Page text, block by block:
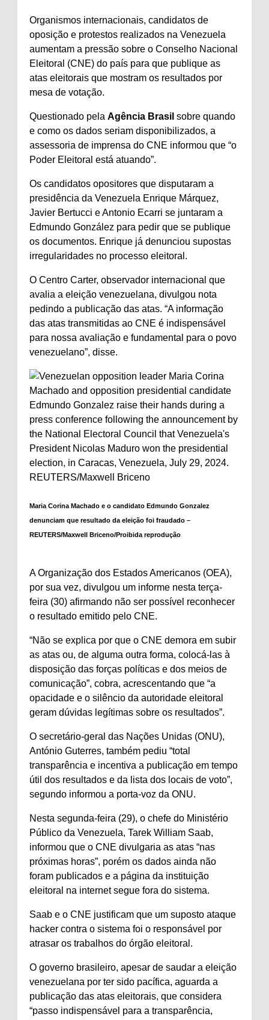
Organismos internacionais, candidatos de
oposição e protestos realizados na Venezuela
aumentam a pressão sobre o Conselho Nacional
Eleitoral (CNE) do país para que publique as
atas eleitorais que mostram os resultados por
mesa de votação.
Questionado pela Agência Brasil sobre quando
e como os dados seriam disponibilizados, a
assessoria de imprensa do CNE informou que “o
Poder Eleitoral está atuando”.
Os candidatos opositores que disputaram a
presidência da Venezuela Enrique Márquez,
Javier Bertucci e Antonio Ecarri se juntaram a
Edmundo González para pedir que se publique
os documentos. Enrique já denunciou supostas
irregularidades no processo eleitoral.
O Centro Carter, observador internacional que
avalia a eleição venezuelana, divulgou nota
pedindo a publicação das atas. “A informação
das atas transmitidas ao CNE é indispensável
para nossa avaliação e fundamental para o povo
venezuelano”, disse.
Maria Corina Machado e o candidato Edmundo Gonzalez
denunciam que resultado da eleição foi fraudado –
REUTERS/Maxwell Briceno/Proibida reprodução
A Organização dos Estados Americanos (OEA),
por sua vez, divulgou um informe nesta terça-
feira (30) afirmando não ser possível reconhecer
o resultado emitido pelo CNE.
“Não se explica por que o CNE demora em subir
as atas ou, de alguma outra forma, colocá-las à
disposição das forças políticas e dos meios de
comunicação”, cobra, acrescentando que “a
opacidade e o silêncio da autoridade eleitoral
geram dúvidas legítimas sobre os resultados”.
O secretário-geral das Nações Unidas (ONU),
António Guterres, também pediu “total
transparência e incentiva a publicação em tempo
útil dos resultados e da lista dos locais de voto”,
segundo informou a porta-voz da ONU.
Nesta segunda-feira (29), o chefe do Ministério
Público da Venezuela, Tarek William Saab,
informou que o CNE divulgaria as atas “nas
próximas horas”, porém os dados ainda não
foram publicados e a página da instituição
eleitoral na internet segue fora do sistema.
Saab e o CNE justificam que um suposto ataque
hacker contra o sistema foi o responsável por
atrasar os trabalhos do órgão eleitoral.
O governo brasileiro, apesar de saudar a eleição
venezuelana por ter sido pacífica, aguarda a
publicação das atas eleitorais, que considera
“passo indispensável para a transparência,